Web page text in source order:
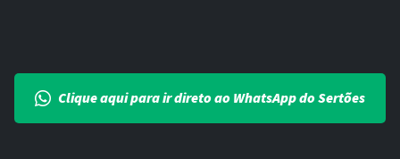
Clique aqui para ir direto ao WhatsApp do Sertões